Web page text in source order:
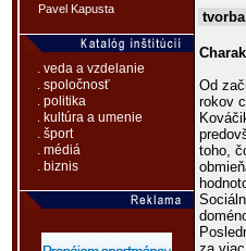
Pavel Kapusta
. veda a vzdelanie
. spoločnosť
. politika
. kultúra a umenie
. šport
. médiá
. biznis
tvorba
Od
rokov
toho,